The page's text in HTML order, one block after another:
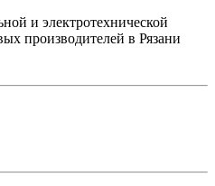
и электротехнической
производителей в Рязани